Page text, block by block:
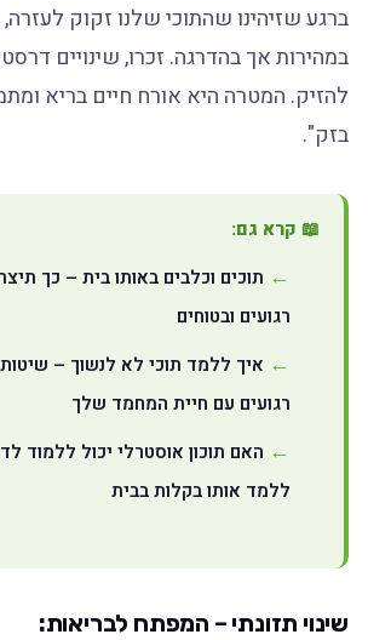
ברגע שזיהינו שהתוכי שלנו זקוק
במהירות אך בהדרגה. זכרו, שינויים
להזיק. המטרה היא אורח חיים בריא
בזק".
📖 קרא גם:
תוכים וכלבים באותו בית – כך
רגועים ובטוחים
איך ללמד תוכי לא לנשוך – שיטות
רגועים עם חיית המחמד שלך
האם תוכון אוסטרלי יכול ללמוד
ללמד אותו בקלות בבית
שינוי תזונתי – המפתח לבריאות: